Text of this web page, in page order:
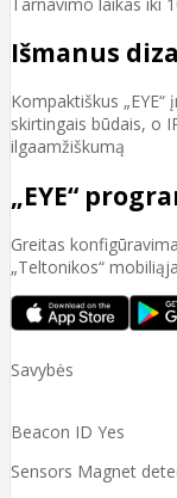
Išmanus
Kompaktiškus
skirtingais būdais, o
ilgaamžiškumą
„EYE“
Greitas
„Teltonikos“
Savybės
Beacon ID Yes
Sensors Magnet